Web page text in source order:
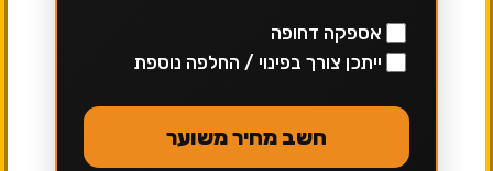
אספקה דחופה
ייתכן צורך בפינוי / החלפה נוספת
חשב מחיר משוער